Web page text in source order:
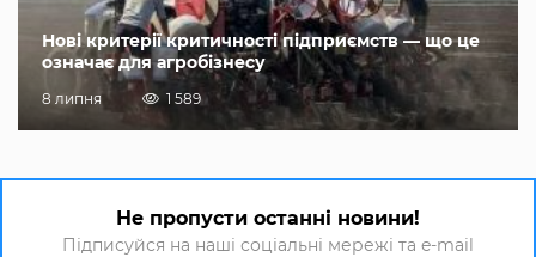
Нові критерії критичності підприємств — що це
означає для агробізнесу
8 липня 1 589
Не пропусти останні новини!
Підписуйся на наші соціальні мережі та e-mail